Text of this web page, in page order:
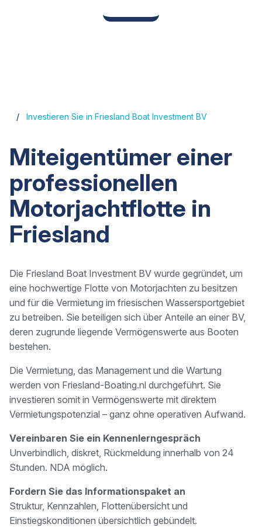
Investieren Sie in Friesland Boat Investment BV
Miteigentümer einer
professionellen
Motorjachtflotte in
Friesland
Die Friesland Boat Investment BV wurde gegründet, um
eine hochwertige Flotte von Motorjachten zu besitzen
und für die Vermietung im friesischen Wassersportgebiet
zu betreiben. Sie beteiligen sich über Anteile an einer BV,
deren zugrunde liegende Vermögenswerte aus Booten
bestehen.
Die Vermietung, das Management und die Wartung
werden von Friesland-Boating.nl durchgeführt. Sie
investieren somit in Vermögenswerte mit direktem
Vermietungspotenzial – ganz ohne operativen Aufwand.
Vereinbaren Sie ein Kennenlerngespräch
Unverbindlich, diskret, Rückmeldung innerhalb von 24
Stunden. NDA möglich.
Fordern Sie das Informationspaket an
Struktur, Kennzahlen, Flottenübersicht und
Einstiegskonditionen übersichtlich gebündelt.